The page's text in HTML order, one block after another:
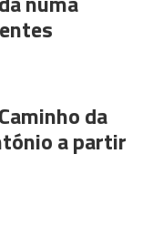
da
a partir